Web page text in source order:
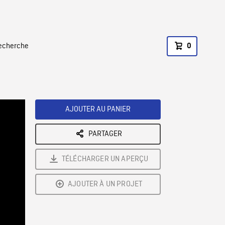
0
AJOUTER AU PANIER
PARTAGER
TÉLÉCHARGER UN APERÇU
AJOUTER À UN PROJET